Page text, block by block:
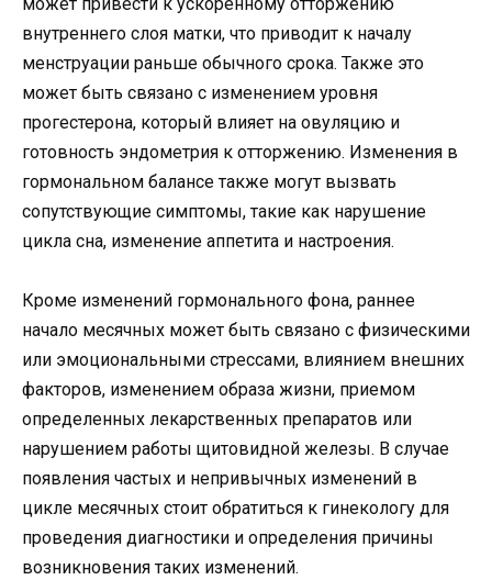
внутреннего слоя матки, что приводит к началу
менструации раньше обычного срока. Также это
может быть связано с изменением уровня
прогестерона, который влияет на овуляцию и
готовность эндометрия к отторжению. Изменения в
гормональном балансе также могут вызвать
сопутствующие симптомы, такие как нарушение
цикла сна, изменение аппетита и настроения.
Кроме изменений гормонального фона, раннее
начало месячных может быть связано с физическими
или эмоциональными стрессами, влиянием внешних
факторов, изменением образа жизни, приемом
определенных лекарственных препаратов или
нарушением работы щитовидной железы. В случае
появления частых и непривычных изменений в
цикле месячных стоит обратиться к гинекологу для
проведения диагностики и определения причины
возникновения таких изменений.